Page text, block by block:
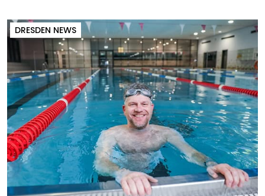
DRESDEN NEWS